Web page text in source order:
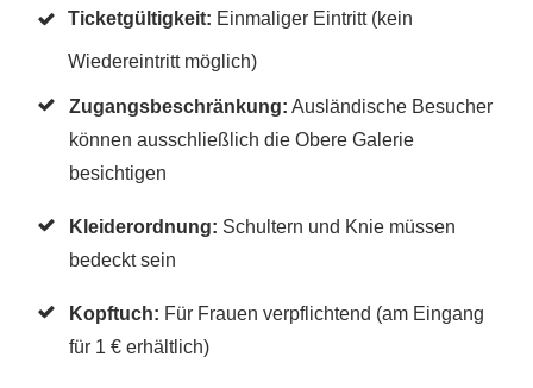
Ticketgültigkeit: Einmaliger Eintritt (kein
Wiedereintritt möglich)
Zugangsbeschränkung: Ausländische Besucher
können ausschließlich die Obere Galerie
besichtigen
Kleiderordnung: Schultern und Knie müssen
bedeckt sein
Kopftuch: Für Frauen verpflichtend (am Eingang
für 1 € erhältlich)